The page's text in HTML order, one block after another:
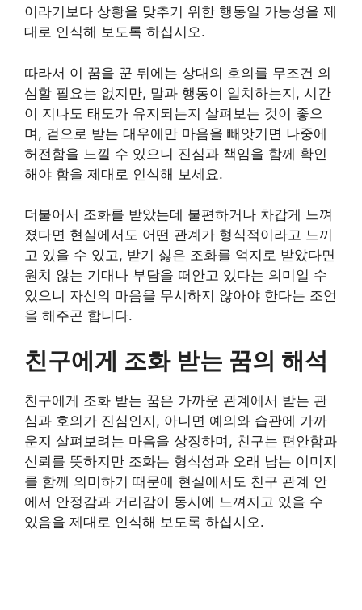
이라기보다 상황을 맞추기 위한 행동일 가능성을 제
대로 인식해 보도록 하십시오.
따라서 이 꿈을 꾼 뒤에는 상대의 호의를 무조건 의
심할 필요는 없지만, 말과 행동이 일치하는지, 시간
이 지나도 태도가 유지되는지 살펴보는 것이 좋으
며, 겉으로 받는 대우에만 마음을 빼앗기면 나중에
허전함을 느낄 수 있으니 진심과 책임을 함께 확인
해야 함을 제대로 인식해 보세요.
더불어서 조화를 받았는데 불편하거나 차갑게 느껴
졌다면 현실에서도 어떤 관계가 형식적이라고 느끼
고 있을 수 있고, 받기 싫은 조화를 억지로 받았다면
원치 않는 기대나 부담을 떠안고 있다는 의미일 수
있으니 자신의 마음을 무시하지 않아야 한다는 조언
을 해주곤 합니다.
친구에게 조화 받는 꿈의 해석
친구에게 조화 받는 꿈은 가까운 관계에서 받는 관
심과 호의가 진심인지, 아니면 예의와 습관에 가까
운지 살펴보려는 마음을 상징하며, 친구는 편안함과
신뢰를 뜻하지만 조화는 형식성과 오래 남는 이미지
를 함께 의미하기 때문에 현실에서도 친구 관계 안
에서 안정감과 거리감이 동시에 느껴지고 있을 수
있음을 제대로 인식해 보도록 하십시오.